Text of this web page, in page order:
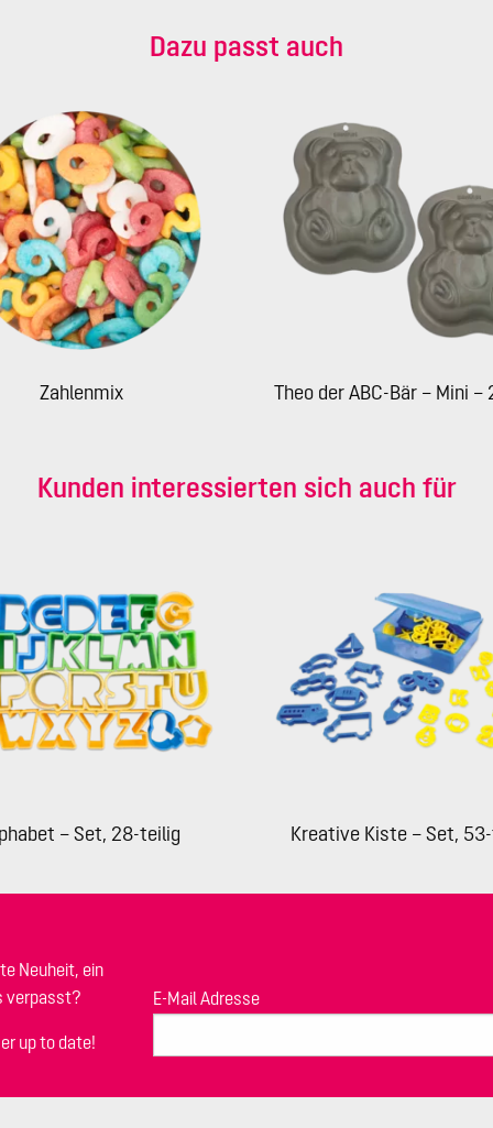
Dazu passt auch
Zahlenmix Theo der ABC-Bär – Mini –
Kunden interessierten sich auch für
– Set, 28-teilig Kreative Kiste – Set,
Neuheit, ein
verpasst?
up to date!
E-Mail Adresse